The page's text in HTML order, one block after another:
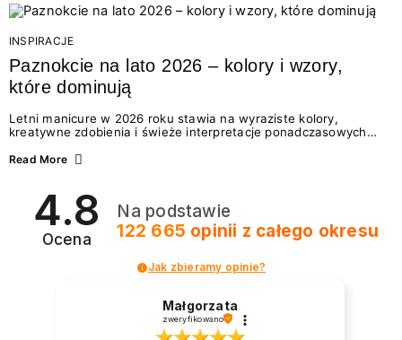
Motywem przewodnim jest eksplorowanie i kolekcjonowanie
letnich momentów. Z tej okazji przygotowaliśmy coś absolutnie
wyjątkowego: wielki konkurs z wakacje.pl oraz dawkę
najgorętszych trendów w...
INSPIRACJE
Paznokcie na lato 2026 – kolory i wzory,
które dominują
Letni manicure w 2026 roku stawia na wyraziste kolory,
kreatywne zdobienia i świeże interpretacje ponadczasowych
zarówno energetycznych odcieni inspirowanych wakacjami, jak
2026? Znajdź inspirację dla swojego manicure!
Read More
4.8
Ocena
Na podstawie
122 665 opinii z całego okresu
Jak zbieramy opinie?
Małgorzata
zweryfikowano